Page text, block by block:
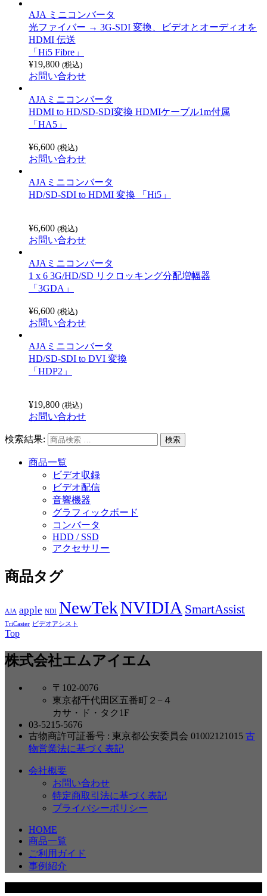
AJA ミニコンバータ
光ファイバー → 3G-SDI 変換、ビデオとオーディオを
HDMI 伝送
「Hi5 Fibre」
¥19,800 (税込)
お問い合わせ
AJAミニコンバータ
HDMI to HD/SD-SDI変換 HDMIケーブル1m付属
「HA5」
¥6,600 (税込)
お問い合わせ
AJAミニコンバータ
HD/SD-SDI to HDMI 変換 「Hi5」
¥6,600 (税込)
お問い合わせ
AJAミニコンバータ
1 x 6 3G/HD/SD リクロッキング分配増幅器
「3GDA」
¥6,600 (税込)
お問い合わせ
AJAミニコンバータ
HD/SD-SDI to DVI 変換
「HDP2」
¥19,800 (税込)
お問い合わせ
検索結果:
商品一覧
ビデオ収録
ビデオ配信
音響機器
グラフィックボード
コンバータ
HDD / SSD
アクセサリー
商品タグ
AJA apple NDI NewTekNVIDIA SmartAssist
TriCaster ビデオアシスト
Top
株式会社エムアイエム
〒102-0076
東京都千代田区五番町２−４
カサ・ド・タク1F
03-5215-5676
古物商許可証番号 : 東京都公安委員会 01002121015 古
物営業法に基づく表記
会社概要
お問い合わせ
特定商取引法に基づく表記
プライバシーポリシー
HOME
商品一覧
ご利用ガイド
事例紹介